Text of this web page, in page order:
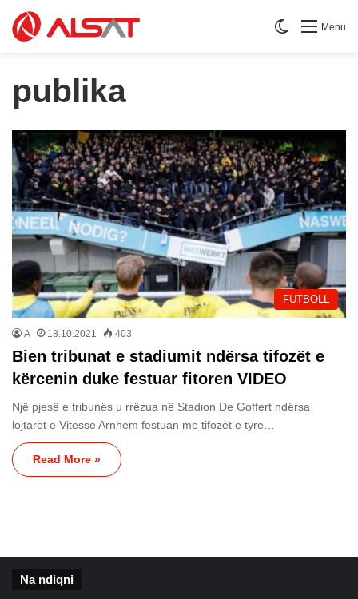
Menu
Switch skin
publika
FUTBOLL
A 18.10.2021 403
Bien tribunat e stadiumit ndërsa tifozët e
kërcenin duke festuar fitoren VIDEO
Një pjesë e tribunës u rrëzua në Stadion De Goffert ndërsa
lojtarët e Vitesse Arnhem festuan me tifozët e tyre…
Read More »
Na ndiqni